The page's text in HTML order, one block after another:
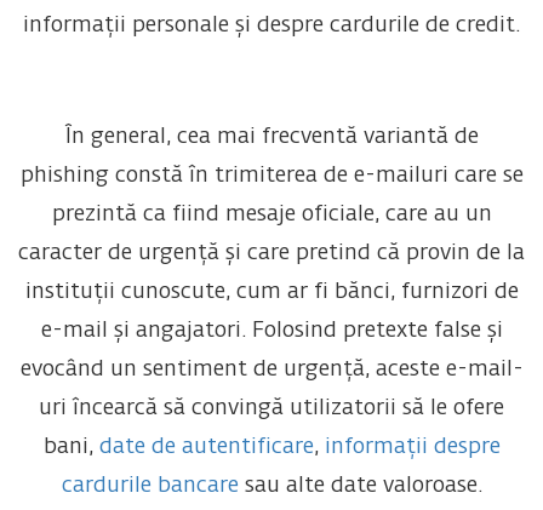
informații personale și despre cardurile de credit.
În general, cea mai frecventă variantă de
phishing constă în trimiterea de e-mailuri care se
prezintă ca fiind mesaje oficiale, care au un
caracter de urgență și care pretind că provin de la
instituții cunoscute, cum ar fi bănci, furnizori de
e-mail și angajatori. Folosind pretexte false și
evocând un sentiment de urgență, aceste e-mail-
uri încearcă să convingă utilizatorii să le ofere
bani, date de autentificare, informații despre
cardurile bancaresau alte date valoroase.